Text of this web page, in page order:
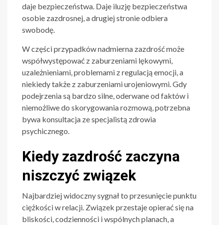
daje bezpieczeństwa. Daje iluzję bezpieczeństwa
osobie zazdrosnej, a drugiej stronie odbiera
swobodę.
W części przypadków nadmierna zazdrość może
współwystępować z zaburzeniami lękowymi,
uzależnieniami, problemami z regulacją emocji, a
niekiedy także z zaburzeniami urojeniowymi. Gdy
podejrzenia są bardzo silne, oderwane od faktów i
niemożliwe do skorygowania rozmową, potrzebna
bywa konsultacja ze specjalistą zdrowia
psychicznego.
Kiedy zazdrość zaczyna
niszczyć związek
Najbardziej widoczny sygnał to przesunięcie punktu
ciężkości w relacji. Związek przestaje opierać się na
bliskości, codzienności i wspólnych planach, a